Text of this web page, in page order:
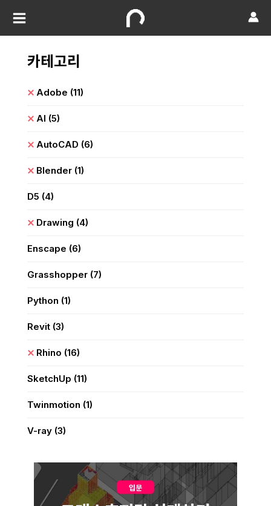
카테고리
Adobe (11)
AI (5)
AutoCAD (6)
Blender (1)
D5 (4)
Drawing (4)
Enscape (6)
Grasshopper (7)
Python (1)
Revit (3)
Rhino (16)
SketchUp (11)
Twinmotion (1)
V-ray (3)